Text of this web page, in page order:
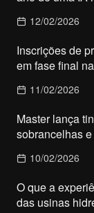
12/02/2026
Inscrições de
em fase final
11/02/2026
Master lança
sobrancelhas
10/02/2026
O que a
das usinas